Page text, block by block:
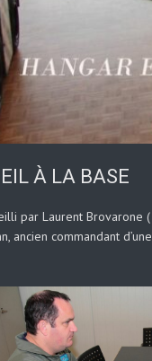
À LA BASE
par Laurent Brovarone
ancien commandant